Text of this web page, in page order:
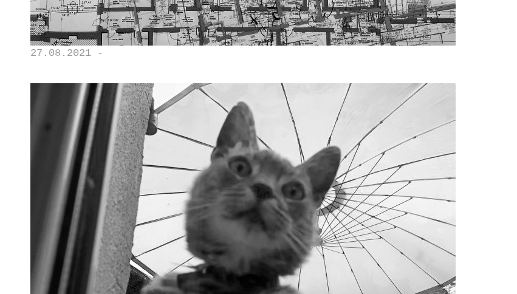
27.08.2021 -